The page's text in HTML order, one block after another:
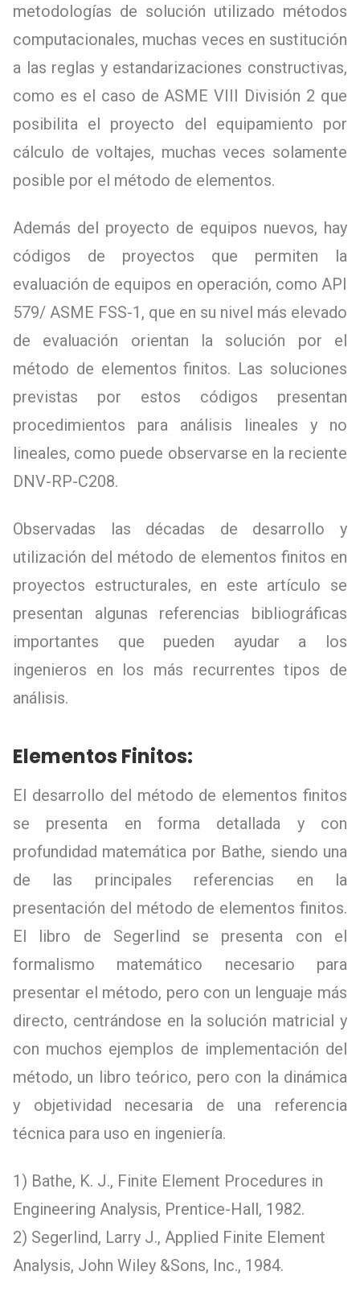
metodologías de solución utilizado métodos
computacionales, muchas veces en sustitución
a las reglas y estandarizaciones constructivas,
como es el caso de ASME VIII División 2 que
posibilita el proyecto del equipamiento por
cálculo de voltajes, muchas veces solamente
posible por el método de elementos.
Además del proyecto de equipos nuevos, hay
códigos de proyectos que permiten la
evaluación de equipos en operación, como API
579/ ASME FSS-1, que en su nivel más elevado
de evaluación orientan la solución por el
método de elementos finitos. Las soluciones
previstas por estos códigos presentan
procedimientos para análisis lineales y no
lineales, como puede observarse en la reciente
DNV-RP-C208.
Observadas las décadas de desarrollo y
utilización del método de elementos finitos en
proyectos estructurales, en este artículo se
presentan algunas referencias bibliográficas
importantes que pueden ayudar a los
ingenieros en los más recurrentes tipos de
análisis.
Elementos Finitos:
El desarrollo del método de elementos finitos
se presenta en forma detallada y con
profundidad matemática por Bathe, siendo una
de las principales referencias en la
presentación del método de elementos finitos.
El libro de Segerlind se presenta con el
formalismo matemático necesario para
presentar el método, pero con un lenguaje más
directo, centrándose en la solución matricial y
con muchos ejemplos de implementación del
método, un libro teórico, pero con la dinámica
y objetividad necesaria de una referencia
técnica para uso en ingeniería.
1) Bathe, K. J., Finite Element Procedures in
Engineering Analysis, Prentice-Hall, 1982.
2) Segerlind, Larry J., Applied Finite Element
Analysis, John Wiley &Sons, Inc., 1984.